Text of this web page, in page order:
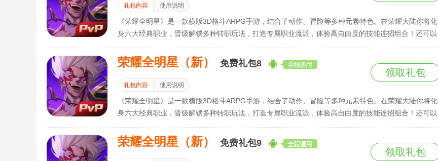
礼包内容 使用说明
《荣耀全明星》是一款横版3D格斗ARPG手游，结合了动作、冒险等多种元素特色。在荣耀大陆你将化
身六大经典职业，晋级解锁多种转职玩法，打造专属职业流派，体验高自由度的技能连招组合！还可以
荣耀全明星（新） 免费礼包8
礼包内容 使用说明
领取礼包
《荣耀全明星》是一款横版3D格斗ARPG手游，结合了动作、冒险等多种元素特色。在荣耀大陆你将化
身六大经典职业，晋级解锁多种转职玩法，打造专属职业流派，体验高自由度的技能连招组合！还可以
荣耀全明星（新） 免费礼包9
领取礼包